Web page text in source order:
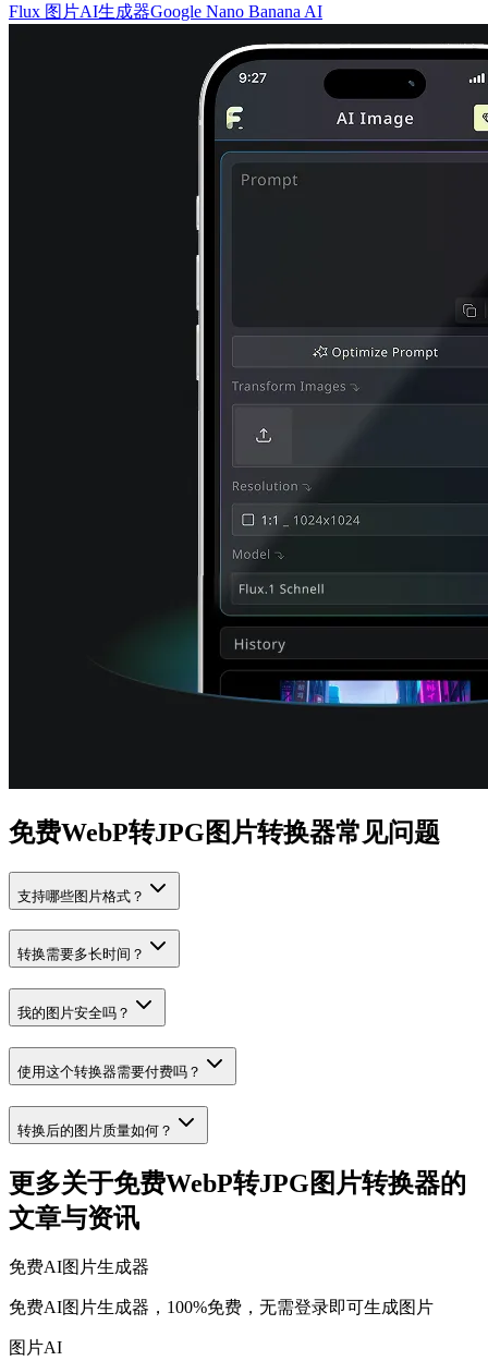
Flux 图片AI生成器Google Nano Banana AI
免费WebP转JPG图片转换器常见问题
支持哪些图片格式？
转换需要多长时间？
我的图片安全吗？
使用这个转换器需要付费吗？
转换后的图片质量如何？
更多关于免费WebP转JPG图片转换器的
文章与资讯
免费AI图片生成器
免费AI图片生成器，100%免费，无需登录即可生成图片
图片AI